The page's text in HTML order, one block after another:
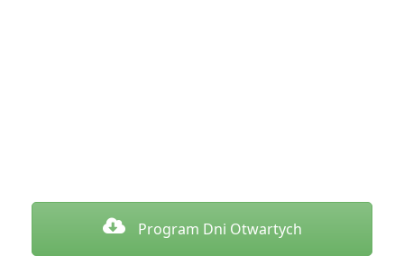
Program Dni Otwartych